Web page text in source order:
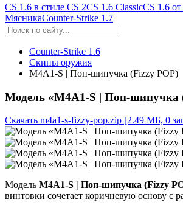
CS 1.6 в стиле CS 2CS 1.6 ClassicCS 1.6
МясникаCounter-Strike 1.7
Counter-Strike 1.6
Скины оружия
M4A1-S | Поп-шипучка (Fizzy POP)
Модель «M4A1-S | Поп-шипучка
Скачать m4a1-s-fizzy-pop.zip [2.49 МБ, 0
Модель M4A1-S | Поп-шипучка (Fizzy
винтовки сочетает коричневую основу с